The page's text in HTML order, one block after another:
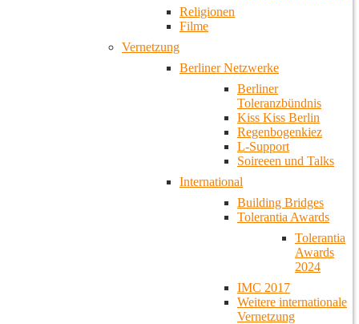
Religionen
Filme
Vernetzung
Berliner Netzwerke
Berliner
Toleranzbündnis
Kiss Kiss Berlin
Regenbogenkiez
L-Support
Soireeen und Talks
International
Building Bridges
Tolerantia Awards
Tolerantia
Awards
2024
IMC 2017
Weitere internationale
Vernetzung